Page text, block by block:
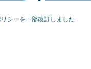
シーを一部改訂しました